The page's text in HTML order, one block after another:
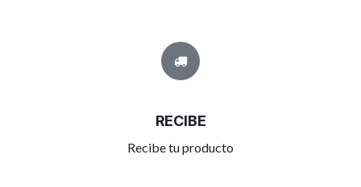
RECIBE
Recibe tu producto